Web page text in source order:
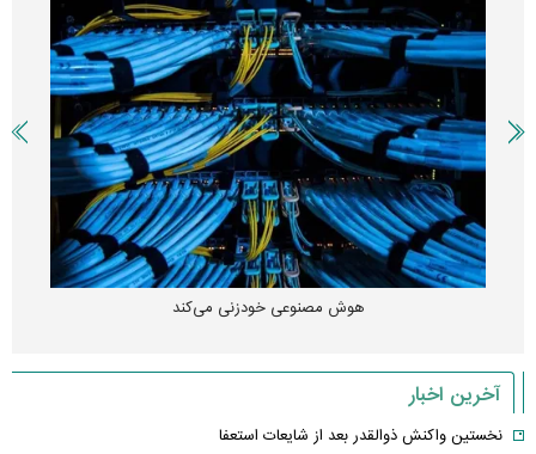
هوش مصنوعی خودزنی می‌کند
آخرین اخبار
نخستین واکنش ذوالقدر بعد از شایعات استعفا